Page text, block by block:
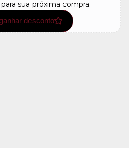
sua próxima compra.
desconto